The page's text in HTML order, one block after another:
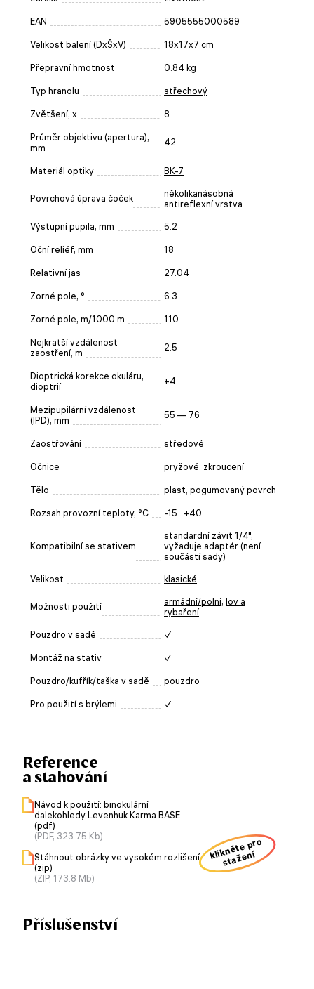
EAN 5905555000589
Velikost balení (DxŠxV) 18x17x7 cm
Přepravní hmotnost 0.84 kg
Typ hranolu střechový
Zvětšení, x 8
Průměr objektivu (apertura),
mm
42
Materiál optiky BK-7
Povrchová úprava čoček
několikanásobná
antireflexní vrstva
Výstupní pupila, mm 5.2
Oční reliéf, mm 18
Relativní jas 27.04
Zorné pole, ° 6.3
Zorné pole, m/1000 m 110
Nejkratší vzdálenost
zaostření, m
2.5
Dioptrická korekce okuláru,
dioptrií
±4
Mezipupilární vzdálenost
(IPD), mm
55 — 76
Zaostřování středové
Očnice pryžové, zkroucení
Tělo plast, pogumovaný povrch
Rozsah provozní teploty, °C -15...+40
Kompatibilní se stativem
standardní závit 1/4",
vyžaduje adaptér (není
součástí sady)
Velikost klasické
Možnosti použití armádní/polní, lov a
rybaření
Pouzdro v sadě ✓
Montáž na stativ ✓
Pouzdro/kufřík/taška v sadě pouzdro
Pro použití s brýlemi ✓
Reference
a stahování
Návod k použití: binokulární
dalekohledy Levenhuk Karma BASE
(pdf)
(PDF, 323.75 Kb)
Stáhnout obrázky ve vysokém rozlišení
(zip)
(ZIP, 173.8 Mb)
klikněte pro
stažení
Příslušenství